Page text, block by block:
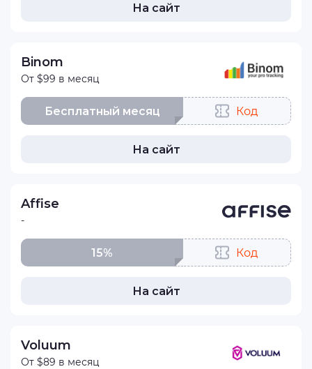
На сайт
Binom
От $99 в месяц
Бесплатный месяц Код
На сайт
Affise
-
15% Код
На сайт
Voluum
От $89 в месяц